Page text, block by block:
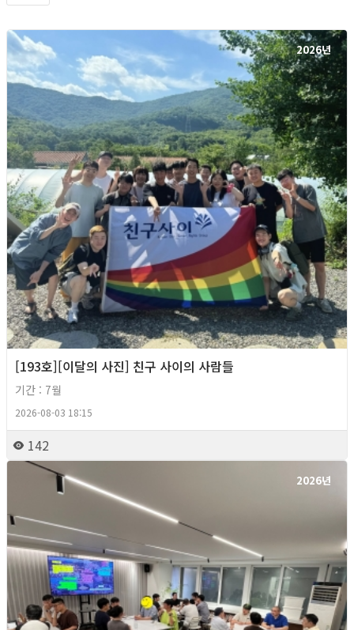
2026년
[193호][이달의 사진] 친구 사이의 사람들
기간 : 7월
2026-08-03 18:15
142
2026년